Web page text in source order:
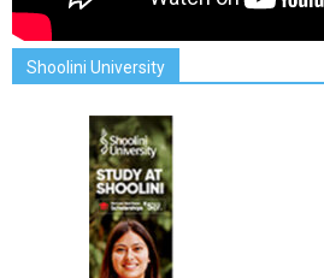
Shoolini University